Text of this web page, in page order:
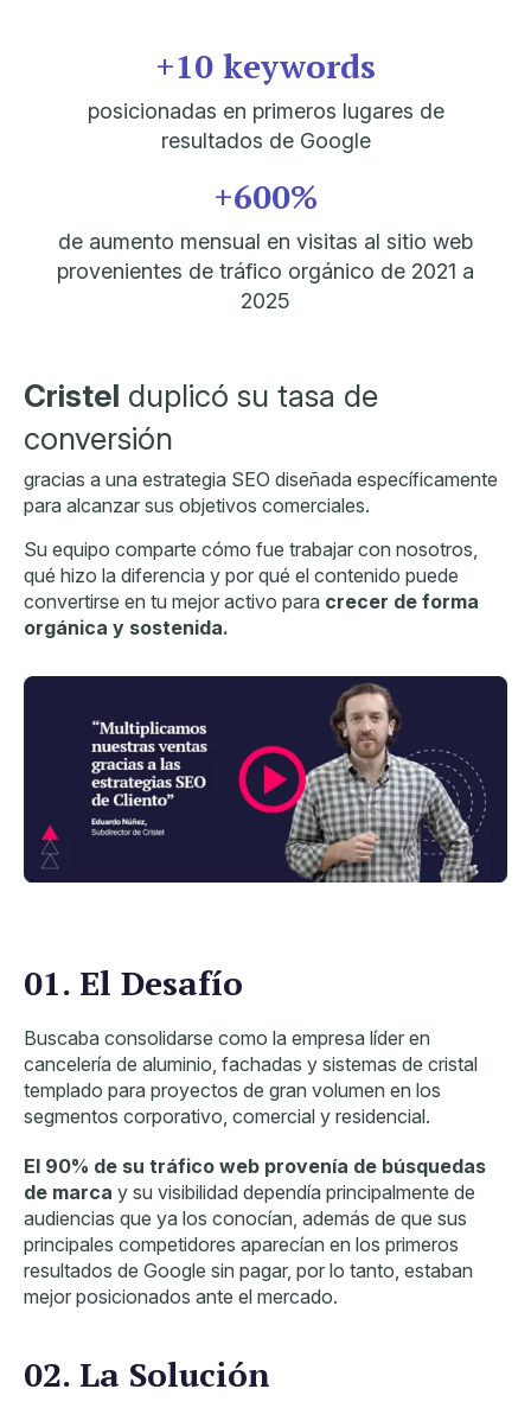
+10 keywords
posicionadas en primeros lugares de
resultados de Google
+600%
de aumento mensual en visitas al sitio web
provenientes de tráfico orgánico de 2021 a
2025
Cristel duplicó su tasa de
conversión
gracias a una estrategia SEO diseñada específicamente
para alcanzar sus objetivos comerciales.
Su equipo comparte cómo fue trabajar con nosotros,
qué hizo la diferencia y por qué el contenido puede
convertirse en tu mejor activo para crecer de forma
orgánica y sostenida.
01. El Desafío
Buscaba consolidarse como la empresa líder en
cancelería de aluminio, fachadas y sistemas de cristal
templado para proyectos de gran volumen en los
segmentos corporativo, comercial y residencial.
El 90% de su tráfico web provenía de búsquedas
de marca y su visibilidad dependía principalmente de
audiencias que ya los conocían, además de que sus
principales competidores aparecían en los primeros
resultados de Google sin pagar, por lo tanto, estaban
mejor posicionados ante el mercado.
02. La Solución